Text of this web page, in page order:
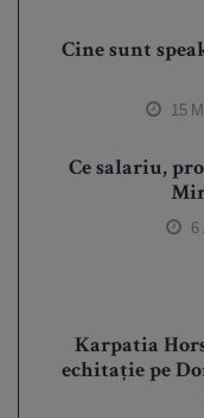
Cine sunt
15
Ce salariu,
6
Karpatia
echitație pe